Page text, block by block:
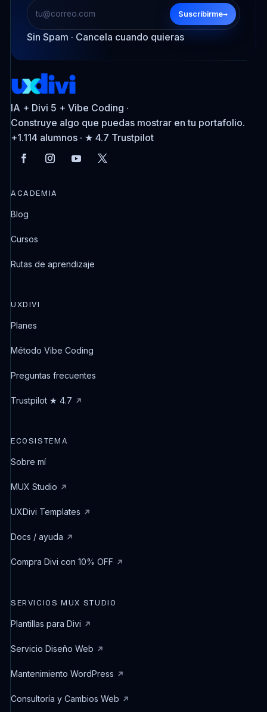
Suscribirme→
Sin Spam · Cancela cuando quieras
IA + Divi 5 + Vibe Coding ·
Construye algo que puedas mostrar en tu portafolio.
+1.114 alumnos · ★ 4.7 Trustpilot
ACADEMIA
Blog
Cursos
Rutas de aprendizaje
UXDIVI
Planes
Método Vibe Coding
Preguntas frecuentes
Trustpilot ★ 4.7
ECOSISTEMA
Sobre mí
MUX Studio
UXDivi Templates
Docs / ayuda
Compra Divi con 10% OFF
SERVICIOS MUX STUDIO
Plantillas para Divi
Servicio Diseño Web
Mantenimiento WordPress
Consultoría y Cambios Web